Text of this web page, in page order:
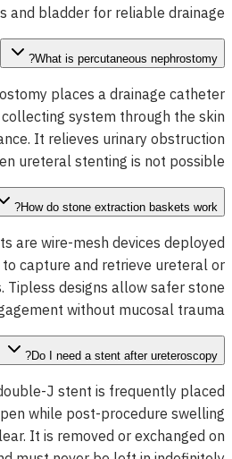
and bladder for reliable drainage.
What is percutaneous nephrostomy?
places a drainage catheter
system through the skin
It relieves urinary obstruction
ureteral stenting is not possible.
How do stone extraction baskets work?
are wire-mesh devices deployed
capture and retrieve ureteral or
Tipless designs allow safer stone
without mucosal trauma.
Do I need a stent after ureteroscopy?
J stent is frequently placed
while post-procedure swelling
It is removed or exchanged on